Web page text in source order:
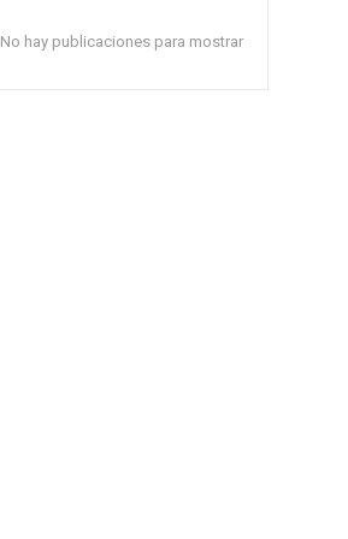
No hay publicaciones para mostrar